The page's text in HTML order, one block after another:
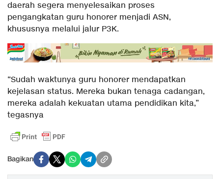
daerah segera menyelesaikan proses
pengangkatan guru honorer menjadi ASN,
khususnya melalui jalur P3K.
“Sudah waktunya guru honorer mendapatkan
kejelasan status. Mereka bukan tenaga cadangan,
mereka adalah kekuatan utama pendidikan kita,”
tegasnya
Bagikan